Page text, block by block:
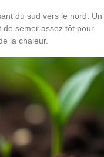
du sud vers le nord. Un
de semer assez tôt pour
la chaleur.